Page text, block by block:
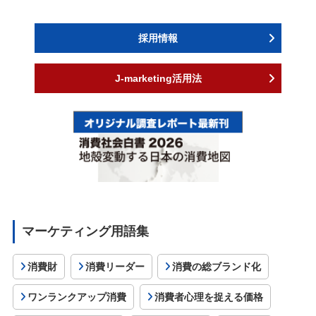
採用情報
J-marketing活用法
マーケティング用語集
消費財 消費リーダー 消費の総ブランド化
ワンランクアップ消費 消費者心理を捉える価格